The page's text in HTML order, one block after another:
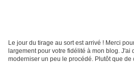
Le jour du tirage au sort est arrivé ! Merci
largement pour votre fidélité à mon blog. J'ai
moderniser un peu le procédé. Plutôt que de